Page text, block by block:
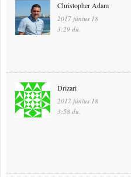
Christopher Adam
2017 június 18
3:29 du.
Drizari
2017 június 18
3:58 du.